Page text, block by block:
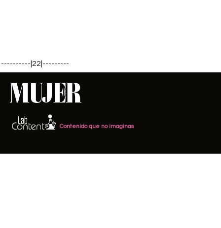
----------|22|---------
Contenido que no imaginas